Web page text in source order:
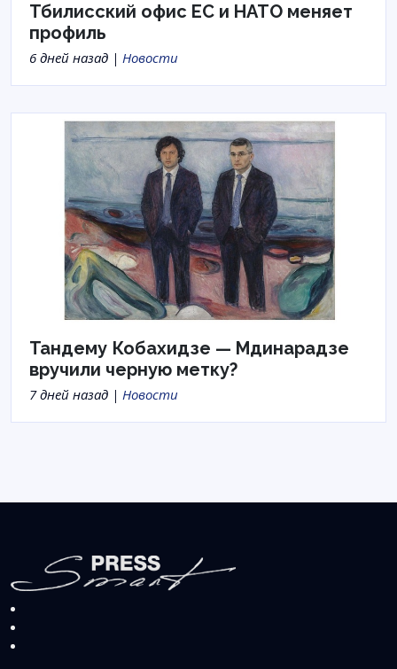
Тбилисский офис ЕС и НАТО меняет
профиль
6 дней назад | Новости
Тандему Кобахидзе — Мдинарадзе
вручили черную метку?
7 дней назад | Новости